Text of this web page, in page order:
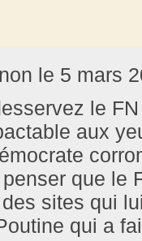
le 5 mars
le
aux
que le
sites qui
qui a